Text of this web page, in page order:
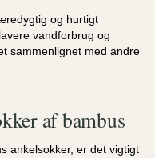
og hurtigt
vandforbrug og
sammenlignet med andre
af bambus
ankelsokker, er det vigtigt